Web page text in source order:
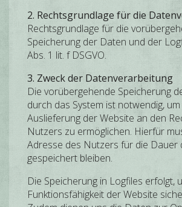
2. Rechtsgrundlage für die
Rechtsgrundlage für die
Speicherung der Daten und der
Abs. 1 lit. f DSGVO.
3. Zweck der Datenverarbeitung
Die vorübergehende Speicherung
durch das System ist notwendig,
Auslieferung der Website an den
Nutzers zu ermöglichen. Hierfür
Adresse des Nutzers für die Dauer
gespeichert bleiben.
Die Speicherung in Logfiles erfolgt,
Funktionsfähigkeit der Website